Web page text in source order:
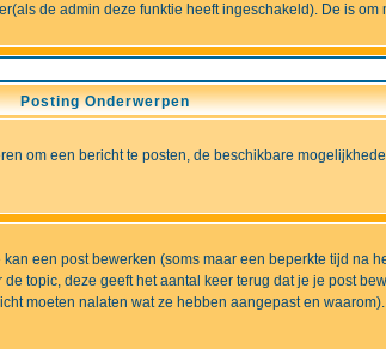
de admin deze funktie heeft ingeschakeld). De is
Posting Onderwerpen
om een bericht te posten, de beschikbare
een post bewerken (soms maar een beperkte tijd na
topic, deze geeft het aantal keer terug dat je je post
moeten nalaten wat ze hebben aangepast en